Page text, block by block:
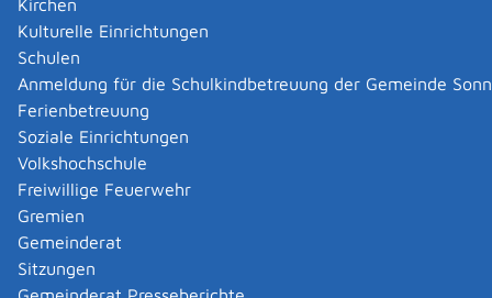
Kirchen
Kulturelle Einrichtungen
Schulen
Anmeldung für die Schulkindbetreuung der Gemeinde
Ferienbetreuung
Soziale Einrichtungen
Volkshochschule
Freiwillige Feuerwehr
Gremien
Gemeinderat
Sitzungen